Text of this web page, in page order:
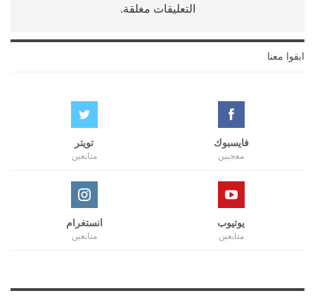
التعليقات مغلقة.
ابقوا معنا
فايسبوك
معجبين
تويتر
متابعين
يوتيوب
متابعين
انستغرام
متابعين